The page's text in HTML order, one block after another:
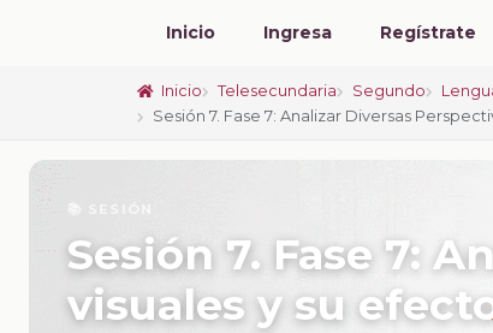
Inicio Ingresa Regístrate
Inicio Telesecundaria Segundo
Sesión 7. Fase 7: Analizar Diversas
📚 SESIÓN
Sesión 7. Fase 7:
visuales y su